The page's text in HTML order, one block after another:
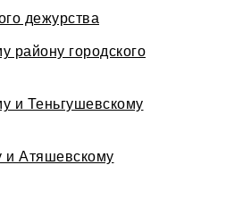
дежурства
району городского
и Теньгушевскому
Атяшевскому